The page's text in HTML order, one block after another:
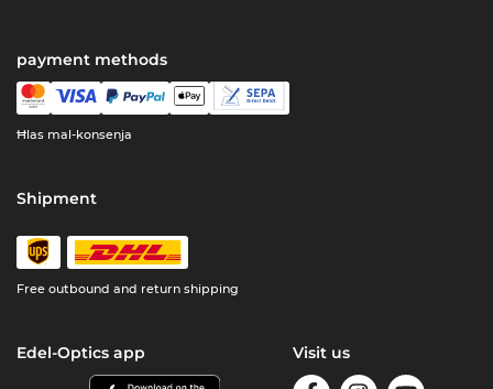
payment methods
Ħlas mal-konsenja
Shipment
Free outbound and return shipping
Edel-Optics app Visit us